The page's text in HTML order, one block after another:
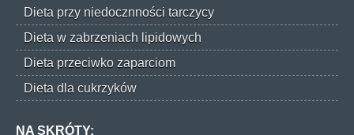
Dieta przy niedocznności tarczycy
Dieta w zabrzeniach lipidowych
Dieta przeciwko zaparciom
Dieta dla cukrzyków
NA SKRÓTY: